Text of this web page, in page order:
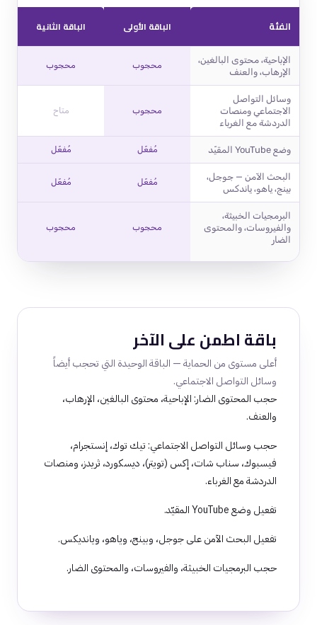
الفئة الباقة الأولى الباقة الثانية
الإباحية، محتوى البالغين،
الإرهاب، والعنف
محجوب محجوب
وسائل التواصل
الاجتماعي ومنصات
الدردشة مع الغرباء
محجوب متاح
وضع YouTube المقيّد مُفعّل مُفعّل
البحث الآمن — جوجل،
بينج، ياهو، ياندكس
مُفعّل مُفعّل
البرمجيات الخبيثة،
والفيروسات، والمحتوى
الضار
محجوب محجوب
باقة اطمن على الآخر
أعلى مستوى من الحماية — الباقة الوحيدة التي تحجب أيضاً
وسائل التواصل الاجتماعي.
حجب المحتوى الضار: الإباحية، محتوى البالغين، الإرهاب،
والعنف.
حجب وسائل التواصل الاجتماعي: تيك توك، إنستجرام،
فيسبوك، سناب شات، إكس (تويتر)، ديسكورد، ثريدز، ومنصات
الدردشة مع الغرباء.
تفعيل وضع YouTube المقيّد.
تفعيل البحث الآمن على جوجل، وبينج، وياهو، ويانديكس.
حجب البرمجيات الخبيثة، والفيروسات، والمحتوى الضار.